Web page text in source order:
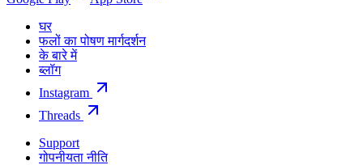
घर
फलों का पोषण मार्गदर्शन
के बारे में
ब्लॉग
Instagram
Threads
Support
गोपनीयता नीति